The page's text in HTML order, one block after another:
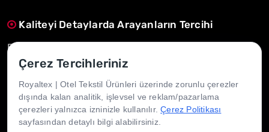
Kaliteyi Detaylarda Arayanların Tercihi
Estetik, konfor ve dayanıklılığı bir araya getiriyoruz.
Zamanında Teslim, Uzun Süreli Güven
İhtiyacınız olan her an, yanınızdayız.
Her Otele Uygun, Her İhtiyaca Özel
Çerez Tercihleriniz
Royaltex | Otel Tekstil Ürünleri üzerinde zorunlu çerezler
dışında kalan analitik, işlevsel ve reklam/pazarlama
çerezleri yalnızca izninizle kullanılır.Çerez Politikası
sayfasından detaylı bilgi alabilirsiniz.